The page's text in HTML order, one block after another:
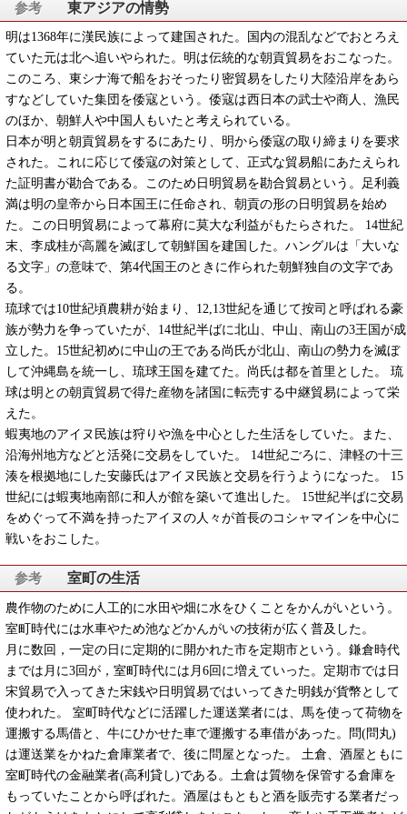
東アジアの情勢
明は1368年に漢民族によって建国された。国内の混乱などでおとろえ
ていた元は北へ追いやられた。明は伝統的な朝貢貿易をおこなった。
このころ、東シナ海で船をおそったり密貿易をしたり大陸沿岸をあら
すなどしていた集団を倭寇という。倭寇は西日本の武士や商人、漁民
のほか、朝鮮人や中国人もいたと考えられている。
日本が明と朝貢貿易をするにあたり、明から倭寇の取り締まりを要求
された。これに応じて倭寇の対策として、正式な貿易船にあたえられ
た証明書が勘合である。このため日明貿易を勘合貿易という。足利義
満は明の皇帝から日本国王に任命され、朝貢の形の日明貿易を始め
た。この日明貿易によって幕府に莫大な利益がもたらされた。 14世紀
末、李成桂が高麗を滅ぼして朝鮮国を建国した。ハングルは「大いな
る文字」の意味で、第4代国王のときに作られた朝鮮独自の文字であ
る。
琉球では10世紀頃農耕が始まり、12,13世紀を通じて按司と呼ばれる豪
族が勢力を争っていたが、14世紀半ばに北山、中山、南山の3王国が成
立した。15世紀初めに中山の王である尚氏が北山、南山の勢力を滅ぼ
して沖縄島を統一し、琉球王国を建てた。尚氏は都を首里とした。 琉
球は明との朝貢貿易で得た産物を諸国に転売する中継貿易によって栄
えた。
蝦夷地のアイヌ民族は狩りや漁を中心とした生活をしていた。また、
沿海州地方などと活発に交易をしていた。 14世紀ごろに、津軽の十三
湊を根拠地にした安藤氏はアイヌ民族と交易を行うようになった。 15
世紀には蝦夷地南部に和人が館を築いて進出した。 15世紀半ばに交易
をめぐって不満を持ったアイヌの人々が首長のコシャマインを中心に
戦いをおこした。
室町の生活
農作物のために人工的に水田や畑に水をひくことをかんがいという。
室町時代には水車やため池などかんがいの技術が広く普及した。
月に数回，一定の日に定期的に開かれた市を定期市という。鎌倉時代
までは月に3回が，室町時代には月6回に増えていった。定期市では日
宋貿易で入ってきた宋銭や日明貿易ではいってきた明銭が貨幣として
使われた。 室町時代などに活躍した運送業者には、馬を使って荷物を
運搬する馬借と、牛にひかせた車で運搬する車借があった。問(問丸)
は運送業をかねた倉庫業者で、後に問屋となった。 土倉、酒屋ともに
室町時代の金融業者(高利貸し)である。土倉は質物を保管する倉庫を
もっていたことから呼ばれた。酒屋はもともと酒を販売する業者だっ